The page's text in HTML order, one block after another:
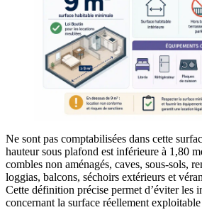
Ne sont pas comptabilisées dans cette
hauteur sous plafond est inférieure à 1,80
combles non aménagés, caves, sous-sols,
loggias, balcons, séchoirs extérieurs et
Cette définition précise permet d’éviter les
concernant la surface réellement